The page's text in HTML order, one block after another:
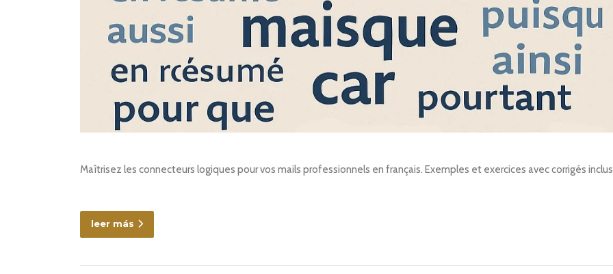
Maîtrisez les connecteurs logiques pour vos mails professionnels en français. Exemples et exercices avec corrigés
leer más